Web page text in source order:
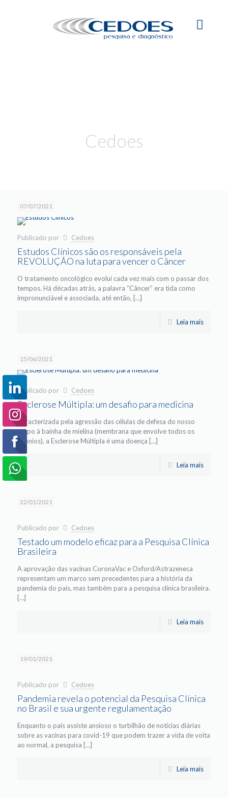
Cedoes
07/07/2021
Publicado por Cedoes
Estudos Clínicos são os responsáveis pela
REVOLUÇÃO na luta para vencer o Câncer
O tratamento oncológico evolui cada vez mais com o passar dos
tempos. Há décadas atrás, a palavra “Câncer” era tida como
impronunciável e associada, até então, […]
Leia mais
15/06/2021
Publicado por Cedoes
Esclerose Múltipla: um desafio para medicina
Caracterizada pela agressão das células de defesa do nosso
corpo à bainha de mielina (membrana que envolve todos os
axônios), a Esclerose Múltipla é uma doença […]
Leia mais
22/01/2021
Publicado por Cedoes
Testado um modelo eficaz para a Pesquisa Clínica
Brasileira
A aprovação das vacinas CoronaVac e Oxford/Astrazeneca
representam um marco sem precedentes para a história da
pandemia do país, mas também para a pesquisa clínica brasileira.
[…]
Leia mais
19/01/2021
Publicado por Cedoes
Pandemia revela o potencial da Pesquisa Clínica
no Brasil e sua urgente regulamentação
Enquanto o país assiste ansioso o turbilhão de notícias diárias
sobre as vacinas para covid-19 que podem trazer a vida de volta
ao normal, a pesquisa […]
Leia mais